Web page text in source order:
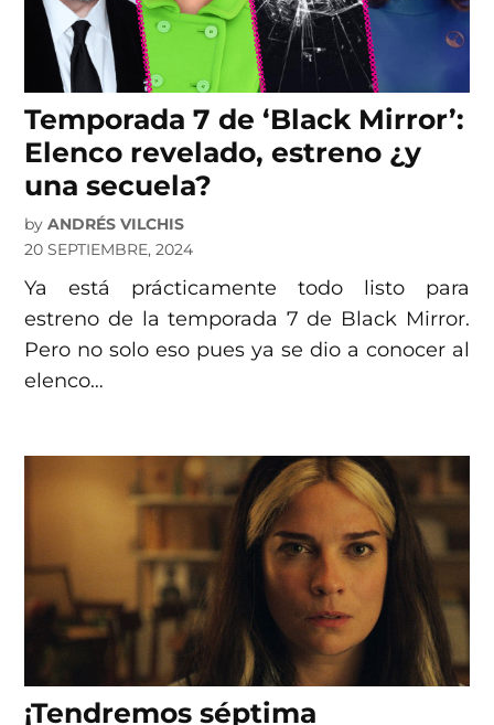
Temporada 7 de ‘Black Mirror’:
Elenco revelado, estreno ¿y
una secuela?
by ANDRÉS VILCHIS
20 SEPTIEMBRE, 2024
Ya está prácticamente todo listo para
estreno de la temporada 7 de Black Mirror.
Pero no solo eso pues ya se dio a conocer al
elenco…
¡Tendremos séptima